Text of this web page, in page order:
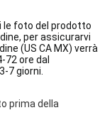
le foto del prodotto
per assicurarvi
(US CA MX) verrà
ore dal
7 giorni.
prima della